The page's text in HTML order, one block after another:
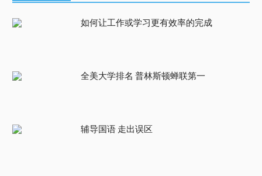
如何让工作或学习更有效率的完成
全美大学排名 普林斯顿蝉联第一
辅导国语 走出误区